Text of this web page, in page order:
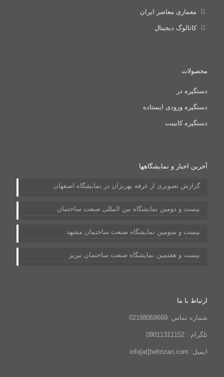
معماری معاصر ایران
کاتالوگ دیجیتال
محصولات
دستگیره در
دستگیره ورودی ایستاده
دستگیره کابینت
آخرین اخبار و نمایشگاهها
گزارش تصویری از غرفه بهریزان در نمایشگاه اصفهان
بیست و دومین نمایشگاه بین المللی صنعت ساختمان
بیست و سومین نمایشگاه صنعت ساختمان مشهد
بیست و هفتمین نمایشگاه صنعت ساختمان تبریز
ارتباط با ما
شماره تماس: 02188069669
تلگرام : 09011311152
ایمیل: info[at]behrizan.com